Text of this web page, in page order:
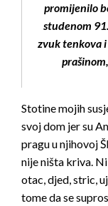
promijenilo
studenom
zvuk tenkova
Stotine mojih
svoj dom jer su
pragu u njihovoj
nije ništa kriva.
otac, djed, stric,
tome da se